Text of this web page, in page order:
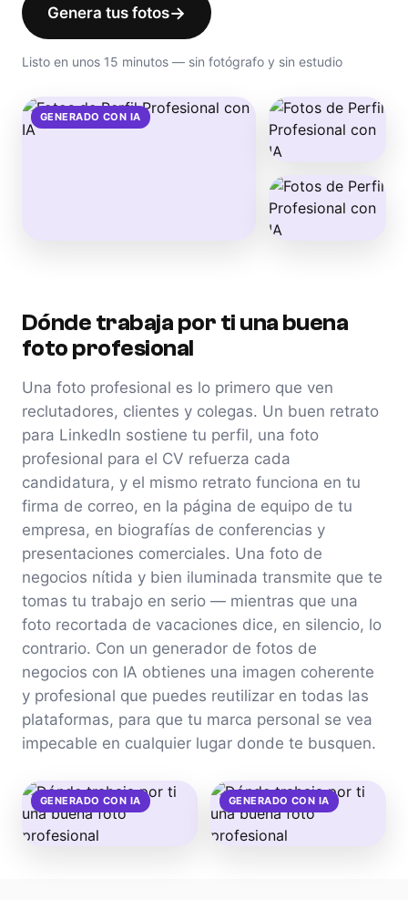
Genera tus fotos→
Listo en unos 15 minutos — sin fotógrafo y sin estudio
GENERADO CON IA
Dónde trabaja por ti una buena
foto profesional
Una foto profesional es lo primero que ven
reclutadores, clientes y colegas. Un buen retrato
para LinkedIn sostiene tu perfil, una foto
profesional para el CV refuerza cada
candidatura, y el mismo retrato funciona en tu
firma de correo, en la página de equipo de tu
empresa, en biografías de conferencias y
presentaciones comerciales. Una foto de
negocios nítida y bien iluminada transmite que te
tomas tu trabajo en serio — mientras que una
foto recortada de vacaciones dice, en silencio, lo
contrario. Con un generador de fotos de
negocios con IA obtienes una imagen coherente
y profesional que puedes reutilizar en todas las
plataformas, para que tu marca personal se vea
impecable en cualquier lugar donde te busquen.
GENERADO CON IA GENERADO CON IA